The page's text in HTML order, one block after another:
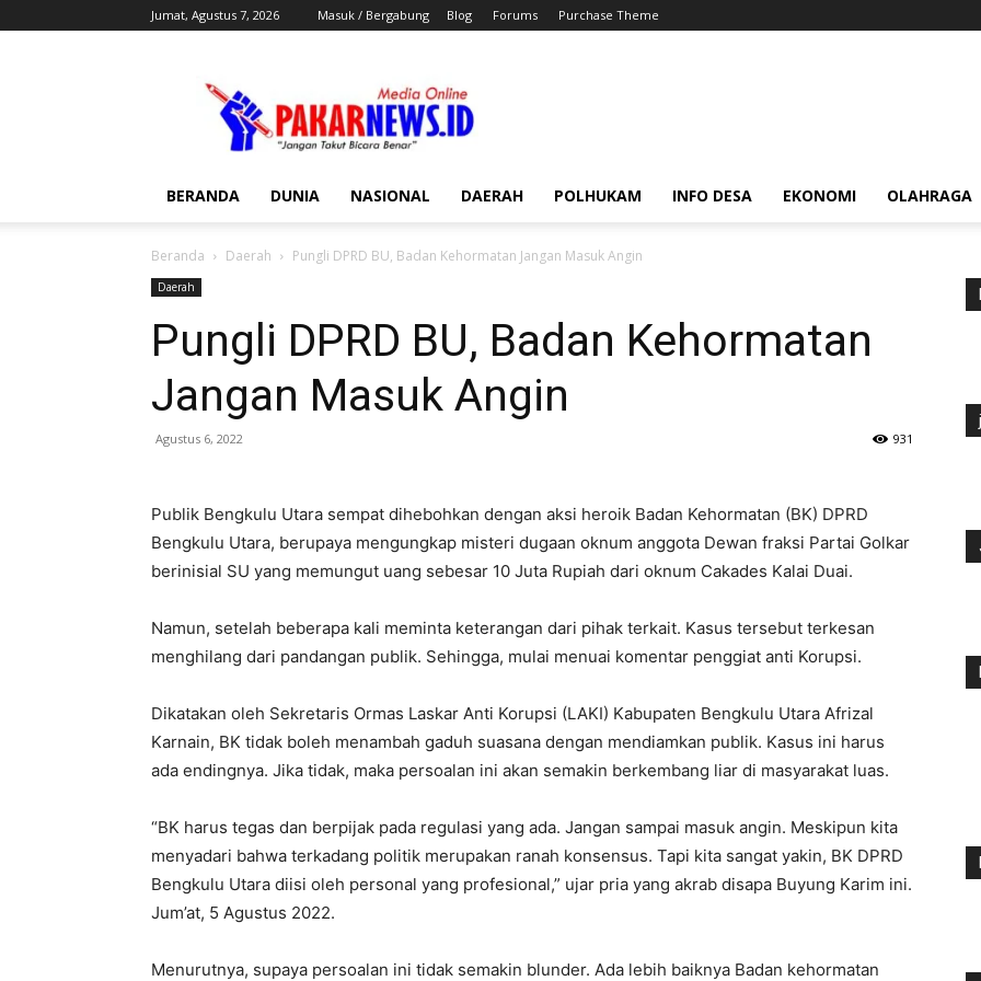
Jumat, Agustus 7, 2026 Masuk / Bergabung Blog Forums Purchase Theme
BERANDA DUNIA NASIONAL DAERAH POLHUKAM INFO DESA EKONOMI OLAHRAGA
Beranda Daerah Pungli DPRD BU, Badan Kehormatan Jangan Masuk Angin
Daerah
Pungli DPRD BU, Badan Kehormatan
Jangan Masuk Angin
Agustus 6, 2022 931
Publik Bengkulu Utara sempat dihebohkan dengan aksi heroik Badan Kehormatan (BK) DPRD
Bengkulu Utara, berupaya mengungkap misteri dugaan oknum anggota Dewan fraksi Partai Golkar
berinisial SU yang memungut uang sebesar 10 Juta Rupiah dari oknum Cakades Kalai Duai.
Namun, setelah beberapa kali meminta keterangan dari pihak terkait. Kasus tersebut terkesan
menghilang dari pandangan publik. Sehingga, mulai menuai komentar penggiat anti Korupsi.
Dikatakan oleh Sekretaris Ormas Laskar Anti Korupsi (LAKI) Kabupaten Bengkulu Utara Afrizal
Karnain, BK tidak boleh menambah gaduh suasana dengan mendiamkan publik. Kasus ini harus
ada endingnya. Jika tidak, maka persoalan ini akan semakin berkembang liar di masyarakat luas.
“BK harus tegas dan berpijak pada regulasi yang ada. Jangan sampai masuk angin. Meskipun kita
menyadari bahwa terkadang politik merupakan ranah konsensus. Tapi kita sangat yakin, BK DPRD
Bengkulu Utara diisi oleh personal yang profesional,” ujar pria yang akrab disapa Buyung Karim ini.
Jum’at, 5 Agustus 2022.
Menurutnya, supaya persoalan ini tidak semakin blunder. Ada lebih baiknya Badan kehormatan